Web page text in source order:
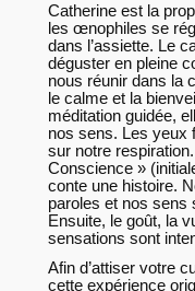
Catherine est la
les œnophiles se
dans l’assiette. Le
déguster en pleine
nous réunir dans la
le calme et la
méditation guidée,
nos sens. Les yeux
sur notre
Conscience »
conte une histoire.
paroles et nos sens
Ensuite, le goût, la
sensations sont
Afin d’attiser votre
cette expérience